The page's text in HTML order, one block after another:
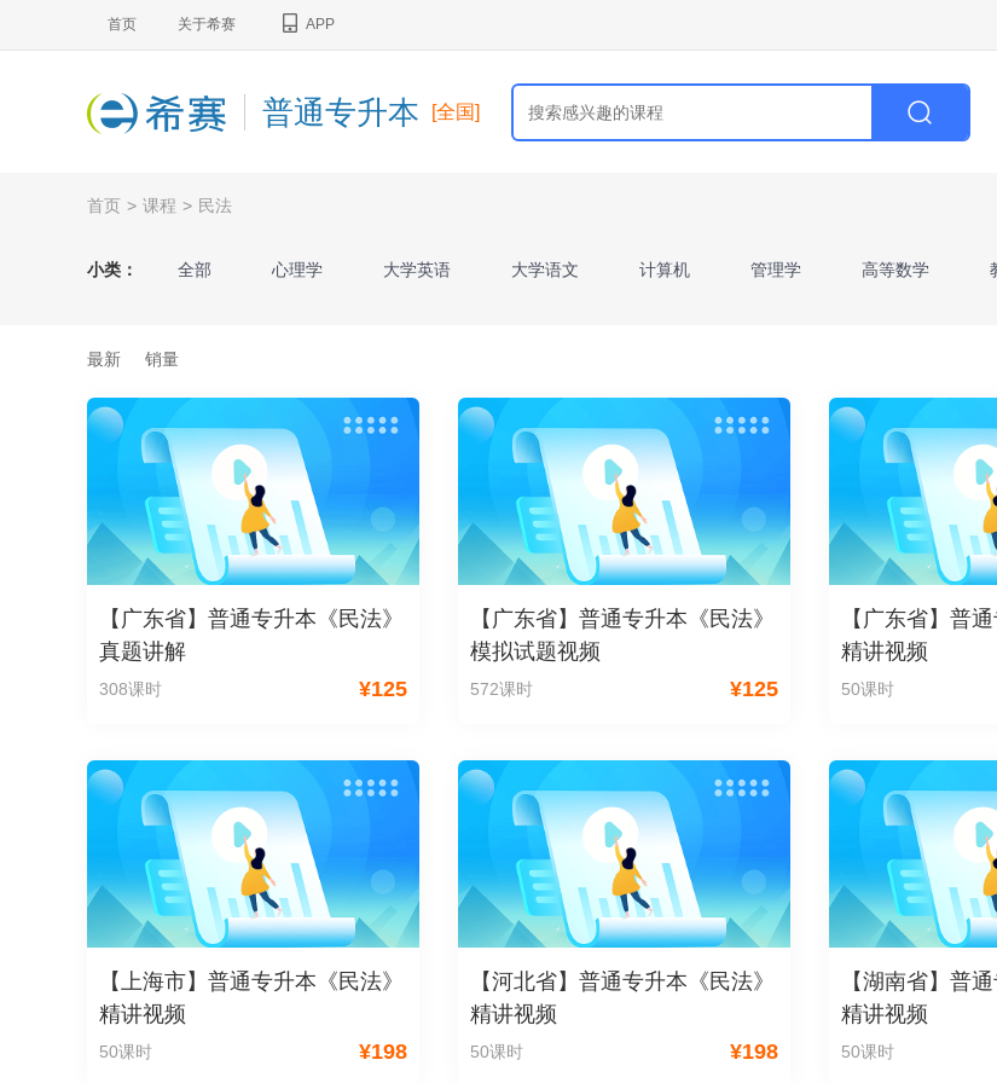
首页 关于希赛 APP
普通专升本 [全国]
首页 > 课程 > 民法
小类： 全部 心理学 大学英语 大学语文 计算机 管理学 高等数学
内蒙古《高等数学II》 微观经济学
电子商务
最新 销量
【广东省】普通专升本《民法》
真题讲解
308课时 ¥125
【广东省】普通专升本《民法》
模拟试题视频
572课时 ¥125
【广东省】普
精讲视频
50课时
【上海市】普通专升本《民法》
精讲视频
50课时 ¥198
【河北省】普通专升本《民法》
精讲视频
50课时 ¥198
【湖南省】普
精讲视频
50课时